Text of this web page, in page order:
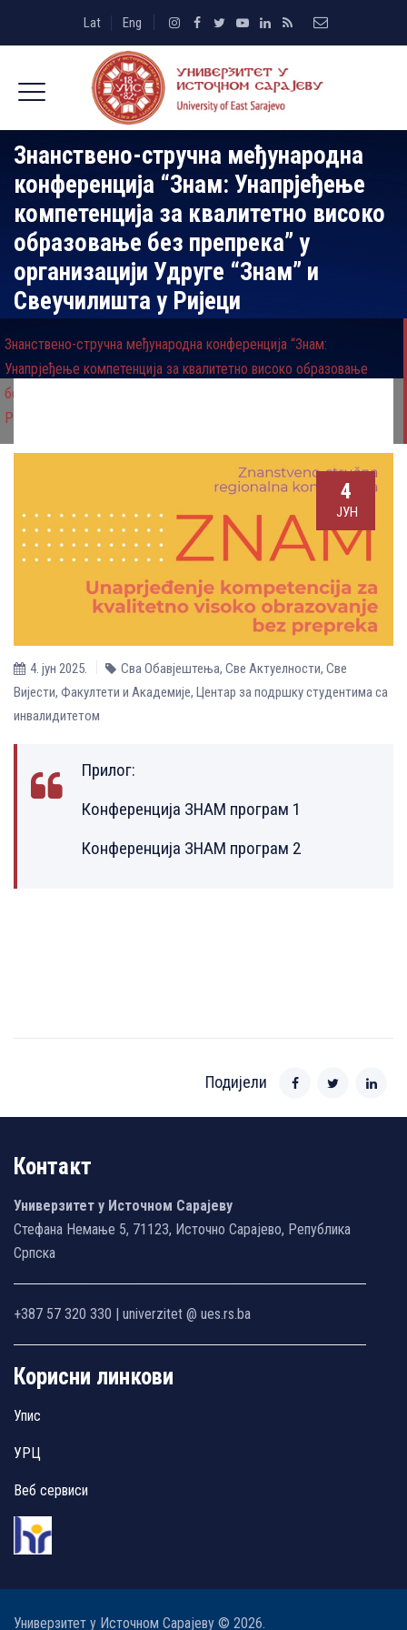
Lat Eng
Знанствено-стручна међународна
конференција “Знам: Унапрјеђење
компетенција за квалитетно високо
образовање без препрека” у
организацији Удруге “Знам” и
Свеучилишта у Ријеци
Знанствено-стручна међународна конференција “Знам:
Унапрјеђење компетенција за квалитетно високо образовање
без препрека” у организацији Удруге “Знам” и Свеучилишта у
Ријеци
4
ЈУН
4. јун 2025. Сва Обавјештења, Све Aктуелности, Све
Вијести, Факултети и Академије, Центар за подршку студентима са
инвалидитетом
Прилог:
Конференција ЗНАМ програм 1
Конференција ЗНАМ програм 2
Подијели
Контакт
Универзитет у Источном Сарајеву
Стефана Немање 5, 71123, Источно Сарајево, Република
Српска
+387 57 320 330 | univerzitet @ ues.rs.ba
Корисни линкови
Упис
УРЦ
Веб сервиси
Универзитет у Источном Сарајеву © 2026.